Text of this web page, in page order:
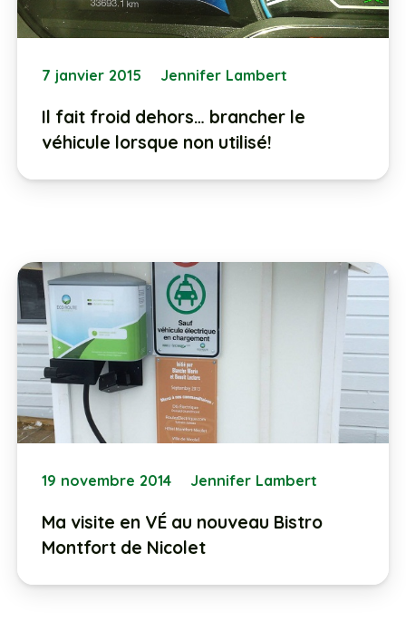
7 janvier 2015 Jennifer Lambert
Il fait froid dehors… brancher le
véhicule lorsque non utilisé!
19 novembre 2014 Jennifer Lambert
Ma visite en VÉ au nouveau Bistro
Montfort de Nicolet